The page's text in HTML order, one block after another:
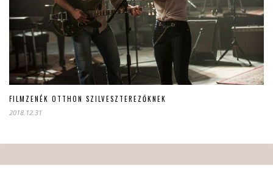
FILMZENÉK OTTHON SZILVESZTEREZŐKNEK
2018.12.31